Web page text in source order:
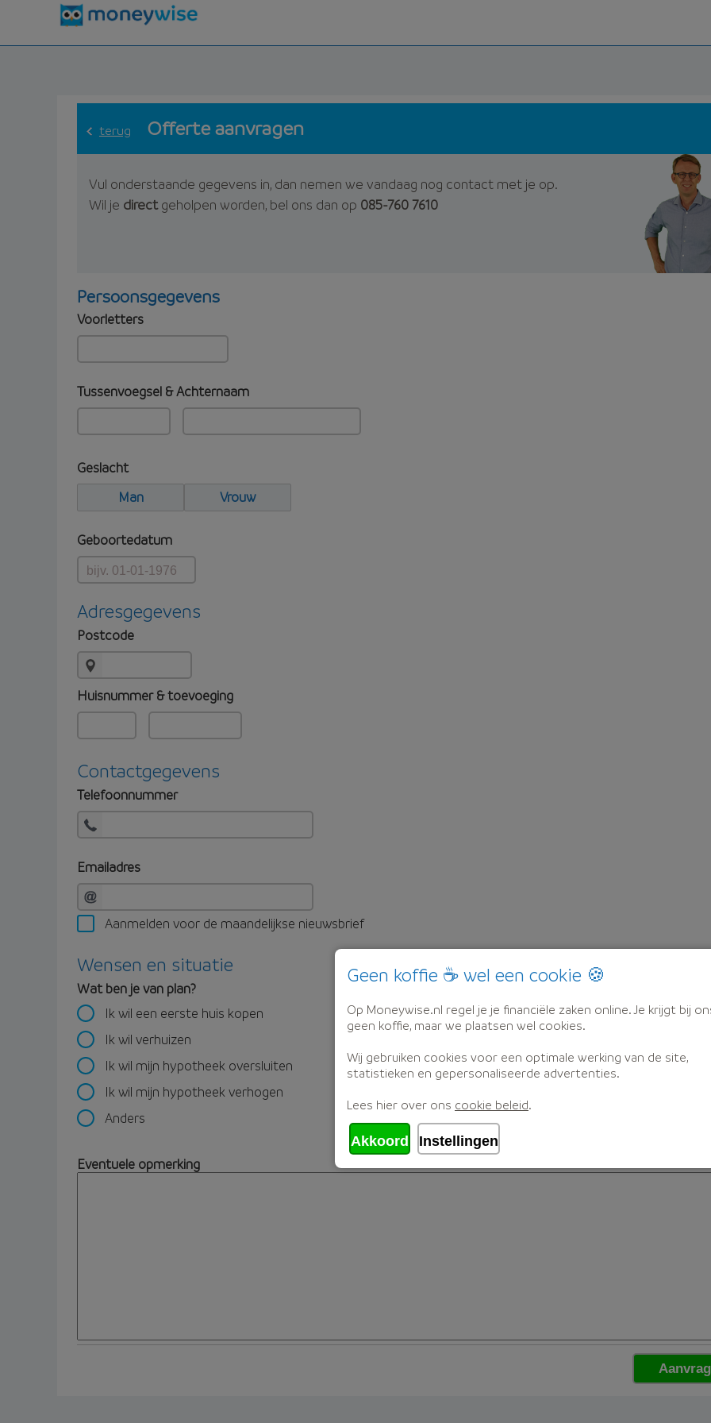
terug Offerte aanvragen
Vul onderstaande gegevens in, dan nemen we vandaag nog contact met je op.
Wil je directgeholpen worden, bel ons dan op 085-760 7610
Persoonsgegevens
Voorletters
Tussenvoegsel & Achternaam
Geslacht
Man
Vrouw
Geboortedatum
Adresgegevens
Postcode
Huisnummer & toevoeging
Contactgegevens
Telefoonnummer
Emailadres
Aanmelden voor de maandelijkse nieuwsbrief
Wensen en situatie
Wat ben je van plan?
Ik wil een eerste huis kopen
Ik wil verhuizen
Ik wil mijn hypotheek oversluiten
Ik wil mijn hypotheek verhogen
Anders
Eventuele opmerking
Geen koffie ☕ wel een cookie 🍪
Op Moneywise.nl regel je je financiële zaken online. Je krijgt bij
geen koffie, maar we plaatsen wel cookies.
Wij gebruiken cookies voor een optimale werking van de site,
statistieken en gepersonaliseerde advertenties.
Lees hier over ons cookie beleid.
Akkoord Instellingen